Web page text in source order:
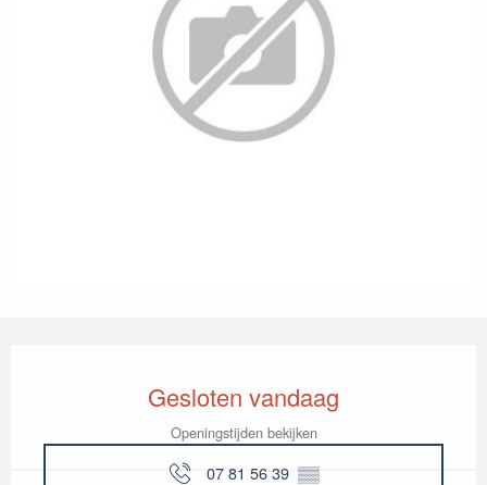
Gesloten vandaag
Openingstijden bekijken
07 81 56 39 ▒▒